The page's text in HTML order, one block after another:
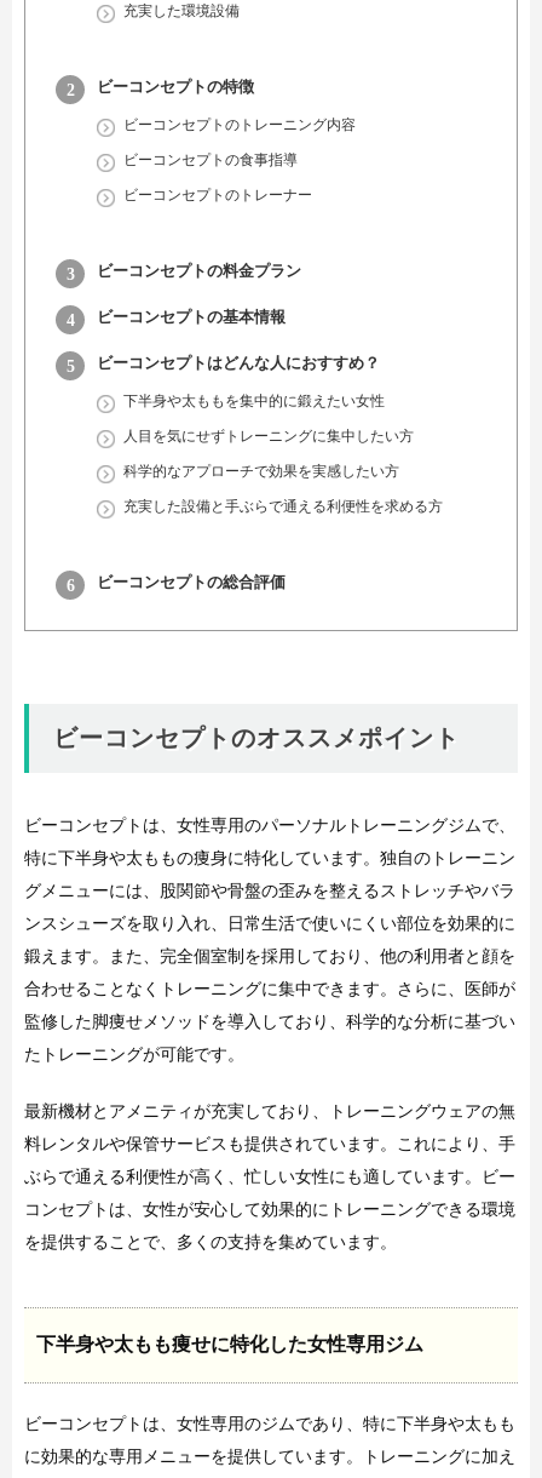
充実した環境設備
ビーコンセプトの特徴
ビーコンセプトのトレーニング内容
ビーコンセプトの食事指導
ビーコンセプトのトレーナー
ビーコンセプトの料金プラン
ビーコンセプトの基本情報
ビーコンセプトはどんな人におすすめ？
下半身や太ももを集中的に鍛えたい女性
人目を気にせずトレーニングに集中したい方
科学的なアプローチで効果を実感したい方
充実した設備と手ぶらで通える利便性を求める方
ビーコンセプトの総合評価
ビーコンセプトのオススメポイント
ビーコンセプトは、女性専用のパーソナルトレーニングジムで、
特に下半身や太ももの痩身に特化しています。独自のトレーニン
グメニューには、股関節や骨盤の歪みを整えるストレッチやバラ
ンスシューズを取り入れ、日常生活で使いにくい部位を効果的に
鍛えます。また、完全個室制を採用しており、他の利用者と顔を
合わせることなくトレーニングに集中できます。さらに、医師が
監修した脚痩せメソッドを導入しており、科学的な分析に基づい
たトレーニングが可能です。
最新機材とアメニティが充実しており、トレーニングウェアの無
料レンタルや保管サービスも提供されています。これにより、手
ぶらで通える利便性が高く、忙しい女性にも適しています。ビー
コンセプトは、女性が安心して効果的にトレーニングできる環境
を提供することで、多くの支持を集めています。
下半身や太もも痩せに特化した女性専用ジム
ビーコンセプトは、女性専用のジムであり、特に下半身や太もも
に効果的な専用メニューを提供しています。トレーニングに加え